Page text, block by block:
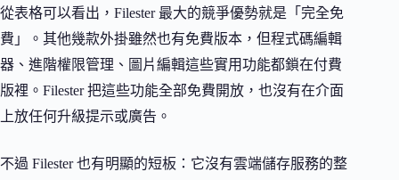
從表格可以看出，Filester 最大的競爭優勢就是「完全免
費」。其他幾款外掛雖然也有免費版本，但程式碼編輯
器、進階權限管理、圖片編輯這些實用功能都鎖在付費
版裡。Filester 把這些功能全部免費開放，也沒有在介面
上放任何升級提示或廣告。
不過 Filester 也有明顯的短板：它沒有雲端儲存服務的整